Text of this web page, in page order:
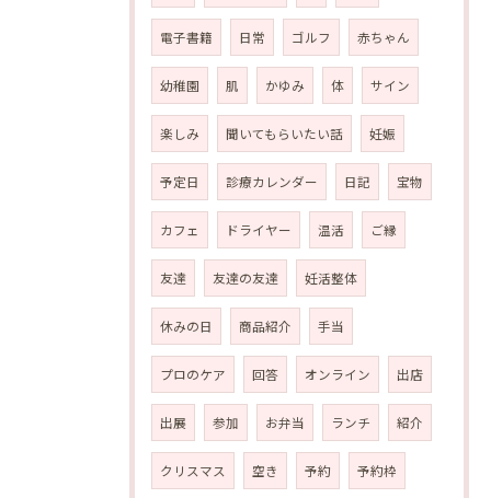
電子書籍 日常 ゴルフ 赤ちゃん
幼稚園 肌 かゆみ 体 サイン
楽しみ 聞いてもらいたい話 妊娠
予定日 診療カレンダー 日記 宝物
カフェ ドライヤー 温活 ご縁
友達 友達の友達 妊活整体
休みの日 商品紹介 手当
プロのケア 回答 オンライン 出店
出展 参加 お弁当 ランチ 紹介
クリスマス 空き 予約 予約枠